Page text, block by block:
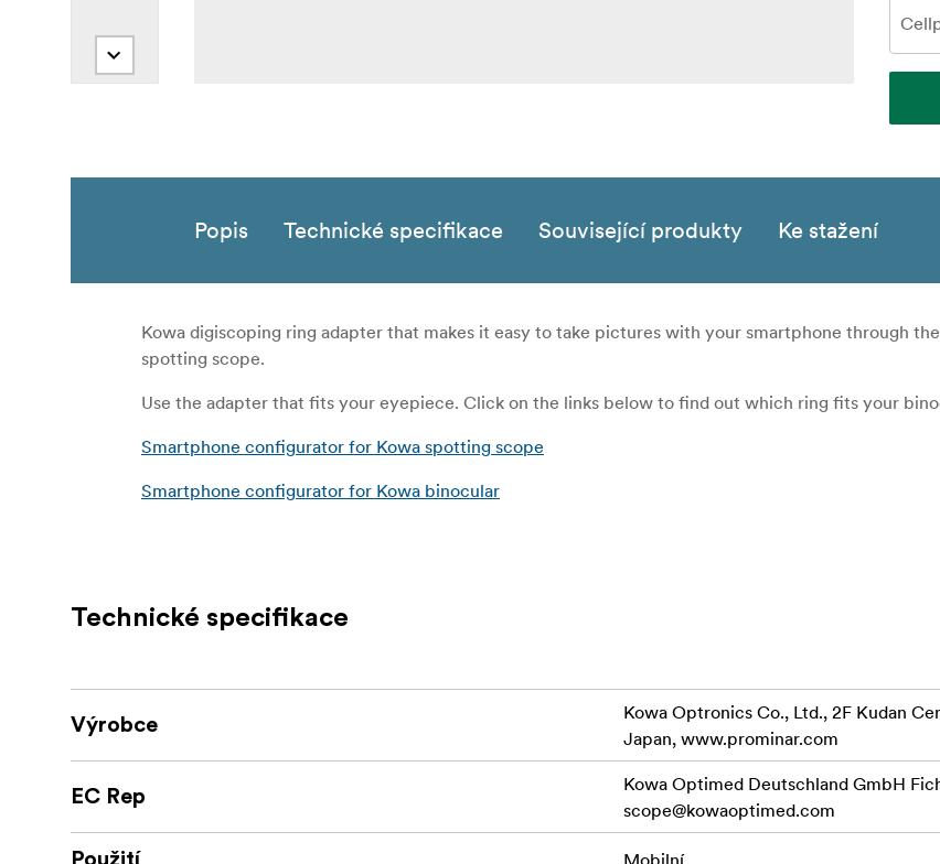
Popis Technické specifikace Související produkty Ke stažení
Kowa digiscoping ring adapter that makes it easy to take pictures with your smartphone through
spotting scope.
Use the adapter that fits your eyepiece. Click on the links below to find out which ring fits your
Smartphone configurator for Kowa spotting scope
Smartphone configurator for Kowa binocular
Technické specifikace
Výrobce
Kowa Optronics Co., Ltd., 2F Kudan
Japan, www.prominar.com
EC Rep
Kowa Optimed Deutschland GmbH
scope@kowaoptimed.com